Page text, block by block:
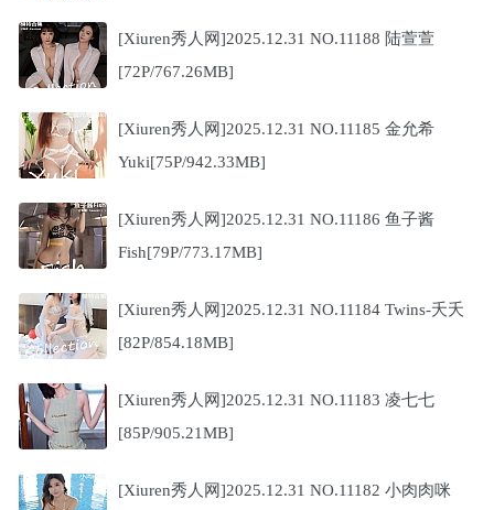
[Xiuren秀人网]2025.12.31 NO.11188 陆萱萱
[72P/767.26MB]
[Xiuren秀人网]2025.12.31 NO.11185 金允希
Yuki[75P/942.33MB]
[Xiuren秀人网]2025.12.31 NO.11186 鱼子酱
Fish[79P/773.17MB]
[Xiuren秀人网]2025.12.31 NO.11184 Twins-夭夭
[82P/854.18MB]
[Xiuren秀人网]2025.12.31 NO.11183 凌七七
[85P/905.21MB]
[Xiuren秀人网]2025.12.31 NO.11182 小肉肉咪